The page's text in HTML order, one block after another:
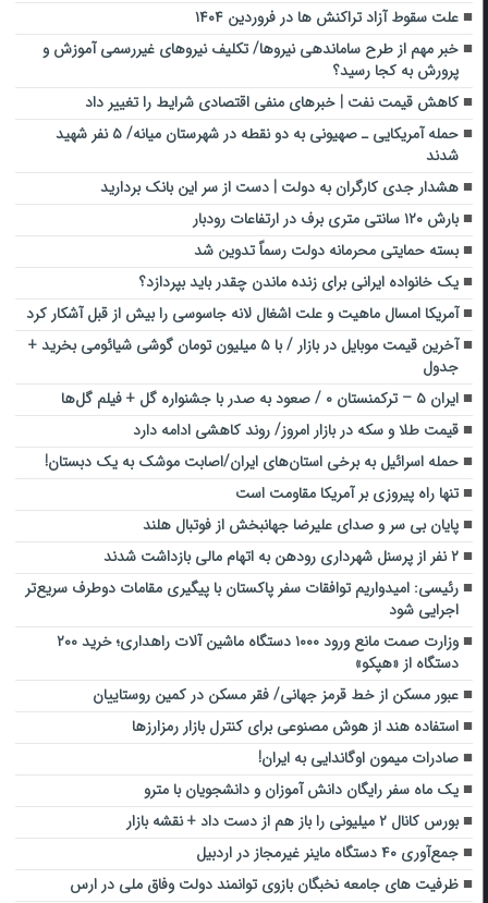
علت سقوط آزاد تراکنش ها در فروردین ۱۴۰۴
خبر مهم از طرح ساماندهی نیروها/ تکلیف نیرو‌های غیررسمی آموزش و
پرورش به کجا رسید؟
کاهش قیمت نفت |‌ خبرهای منفی اقتصادی شرایط را تغییر داد
حمله آمریکایی ـ صهیونی به دو نقطه در شهرستان میانه/ ۵ نفر شهید
شدند
هشدار جدی کارگران به دولت | دست از سر این بانک بردارید
بارش ۱۲۰ سانتی متری برف در ارتفاعات رودبار
بسته حمایتی محرمانه دولت رسماً تدوین شد
یک خانواده ایرانی برای زنده ماندن چقدر باید بپردازد؟
آمریکا امسال ماهیت و علت اشغال لانه جاسوسی را بیش از قبل آشکار کرد
آخرین قیمت موبایل در بازار / با ۵ میلیون تومان گوشی شیائومی بخرید +
جدول
ایران ۵ – ترکمنستان ۰ / صعود به صدر با جشنواره گل + فیلم گل‌ها
قیمت طلا و سکه در بازار امروز/ روند کاهشی ادامه دارد
حمله اسرائیل به ‌برخی‌ استان‌های ایران/اصابت موشک به یک دبستان!
تنها راه پیروزی بر آمریکا مقاومت است
پایان بی سر و صدای علیرضا جهانبخش از فوتبال هلند
۲ نفر از پرسنل شهرداری رودهن به اتهام مالی بازداشت شدند
رئیسی: امیدواریم توافقات سفر پاکستان با پیگیری مقامات دوطرف سریع‌تر
اجرایی شود
وزارت صمت مانع ورود ۱۰۰۰ دستگاه ماشین آلات راهداری؛ خرید ۲۰۰
دستگاه از «هپکو»
عبور مسکن از خط قرمز جهانی/ فقر مسکن در کمین روستاییان
استفاده هند از هوش مصنوعی برای کنترل بازار رمزارزها
صادرات میمون اوگاندایی به ایران!
یک ماه سفر رایگان دانش آموزان و دانشجویان با مترو
بورس کانال ۲ میلیونی را باز هم از دست داد + نقشه بازار
جمع‌آوری ۴۰ دستگاه ماینر غیرمجاز در اردبیل
ظرفیت های جامعه نخبگان بازوی توانمند دولت وفاق ملی در ارس